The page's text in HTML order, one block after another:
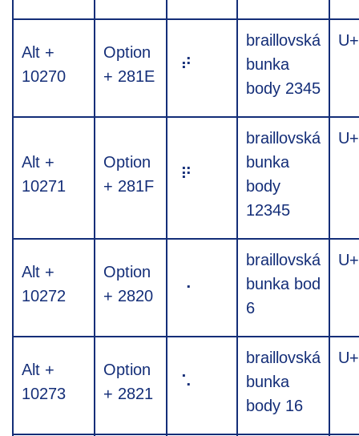
Alt +
10270
Option
+ 281E
⠞
braillovská
bunka
body 2345
Alt +
10271
Option
+ 281F
⠟
braillovská
bunka
body
12345
Alt +
10272
Option
+ 2820
⠠
braillovská
bunka bod
6
Alt +
10273
Option
+ 2821
⠡
braillovská
bunka
body 16